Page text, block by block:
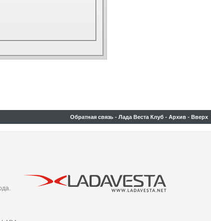
Обратная связь - Лада Веста Клуб - Архив - Вверх